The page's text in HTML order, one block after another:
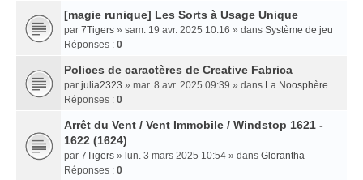
[magie runique] Les Sorts à Usage Unique
par 7Tigers » sam. 19 avr. 2025 10:16 » dans Système de jeu
Réponses : 0
Polices de caractères de Creative Fabrica
par julia2323 » mar. 8 avr. 2025 09:39 » dans La Noosphère
Réponses : 0
Arrêt du Vent / Vent Immobile / Windstop 1621 -
1622 (1624)
par 7Tigers » lun. 3 mars 2025 10:54 » dans Glorantha
Réponses : 0